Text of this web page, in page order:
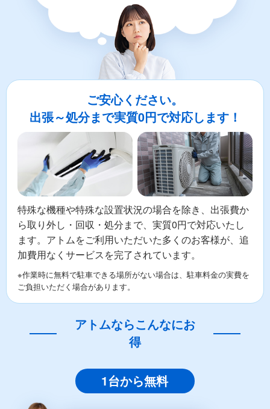
ご安心ください。
出張～処分まで実質0円で対応します！
特殊な機種や特殊な設置状況の場合を除き、出張費か
ら取り外し・回収・処分まで、実質0円で対応いたし
ます。アトムをご利用いただいた多くのお客様が、追
加費用なくサービスを完了されています。
※作業時に無料で駐車できる場所がない場合は、駐車料金の実費を
ご負担いただく場合があります。
アトムならこんなにお
得
1台から無料